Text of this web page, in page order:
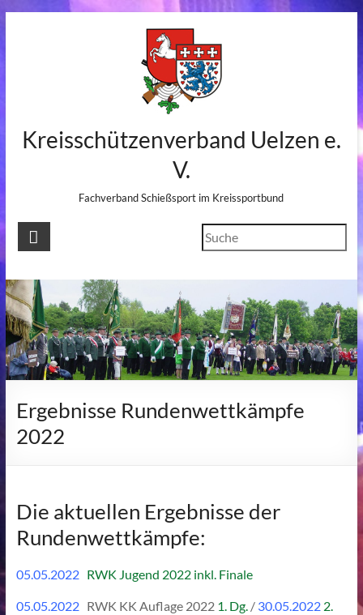
Kreisschützenverband Uelzen e.
V.
Fachverband Schießsport im Kreissportbund
Ergebnisse Rundenwettkämpfe
2022
Die aktuellen Ergebnisse der
Rundenwettkämpfe:
05.05.2022 RWK Jugend 2022 inkl. Finale
05.05.2022RWK KK Auflage 2022 1. Dg./ 30.05.20222.